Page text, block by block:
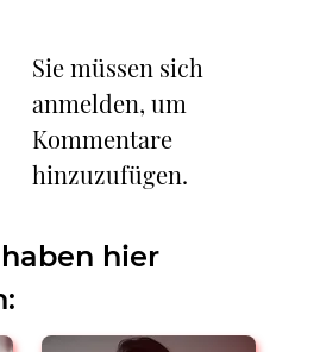
Sie müssen sich
anmelden, um
Kommentare
hinzuzufügen.
hier